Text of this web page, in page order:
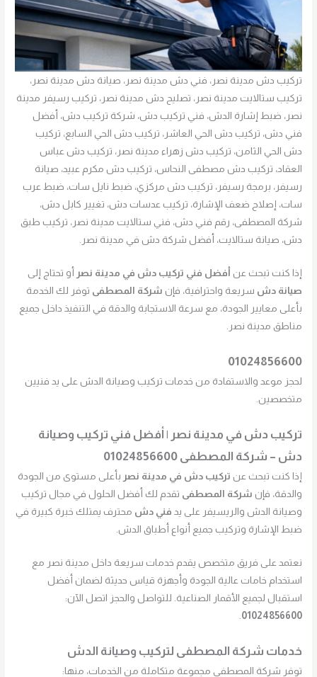
تركيب دش مدينة نصر، فني دش مدينة نصر، صيانة دش مدينة نصر،
تركيب ستالايت مدينة نصر، تصليح دش مدينة نصر، تركيب رسيفر مدينة
نصر، ضبط إشارة الدش، فني تركيب دش، شركة تركيب دش، أفضل
فني دش، تركيب دش الحي العاشر، تركيب دش الحي السابع، تركيب
دش الحي الثامن، تركيب دش زهراء مدينة نصر، تركيب دش عباس
العقاد، تركيب دش مصطفى النحاس، تركيب دش مكرم عبيد، صيانة
رسيفر، برمجة رسيفر، تركيب دش مركزي، ضبط نايل سات، ضبط عرب
سات، إصلاح ضعف الإشارة، تركيب عدسات دش، تغيير كابل دش،
شركة المصطفى، رقم فني دش، فني ستالايت مدينة نصر، تركيب طبق
دش، صيانة ستالايت، أفضل شركة دش في مدينة نصر.
إذا كنت تبحث عن أفضل فني تركيب دش في مدينة نصر
أو تحتاج إلى
صيانة دش سريعة واحترافية، فإن شركة المصطفى توفر لك الخدمة
بأعلى معايير الجودة، مع سرعة الاستجابة والدقة في التنفيذ داخل جميع
مناطق مدينة نصر.
01024856600
لحجز موعد والاستفادة من خدمات تركيب وصيانة الدش على يد فنيين
متخصصين.
تركيب دش في مدينة نصر | أفضل فني تركيب وصيانة
دش – شركة المصطفى 01024856600
إذا كنت تبحث عن تركيب دش في مدينة نصر بأعلى مستوى من الجودة
والدقة، فإن شركة المصطفى تقدم لك أفضل الحلول في مجال تركيب
وصيانة الدش والريسيفر على يد فني دش محترف يمتلك خبرة كبيرة في
ضبط الإشارة وتركيب جميع أنواع أطباق الدش.
نعتمد على فريق متخصص يقدم خدمات سريعة داخل مدينة نصر مع
استخدام خامات عالية الجودة وأجهزة قياس حديثة لضمان أفضل
استقبال لجميع الأقمار الصناعية. للتواصل والحجز اتصل الآن:
01024856600
خدمات شركة المصطفى لتركيب وصيانة الدش
توفر شركة المصطفى مجموعة متكاملة من الخدمات، منها: